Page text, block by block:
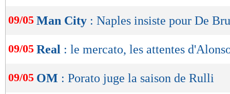
09/05 Man City : Naples insiste pour De
09/05 Real : le mercato, les attentes
09/05 OM : Porato juge la saison de Rulli